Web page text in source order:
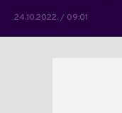
24.10.2022. / 09:01